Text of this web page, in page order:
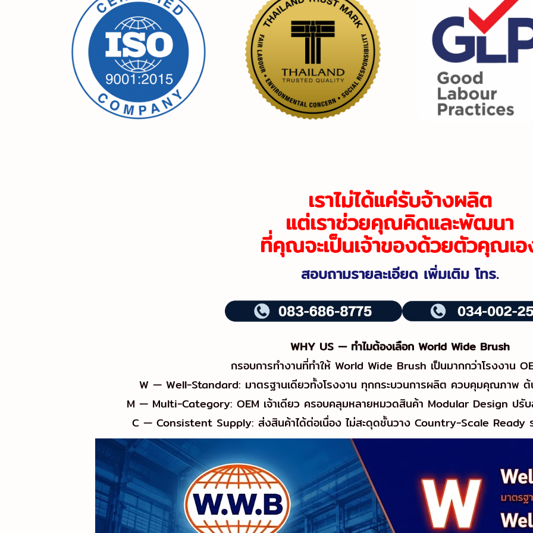
เราไม่ได้แค่รับจ้างผลิต
แต่เราช่วยคุณคิดและพัฒนา
ที่คุณจะเป็นเจ้าของด้วยตัวคุณเ
สอบถามรายละเอียด เพิ่มเติม โทร.
WHY US — ทำไมต้องเลือก World Wide Brush
กรอบการทำงานที่ทำให้ World Wide Brush เป็นมากกว่าโรงงาน
W — Well-Standard: มาตรฐานเดียวทั้งโรงงาน ทุกกระบวนการผลิต ควบคุมคุณภาพ ต้
M — Multi-Category: OEM เจ้าเดียว ครอบคลุมหลายหมวดสินค้า Modular Design ปรับส
C — Consistent Supply: ส่งสินค้าได้ต่อเนื่อง ไม่สะดุดชั้นวาง Country-Scale Ready ร